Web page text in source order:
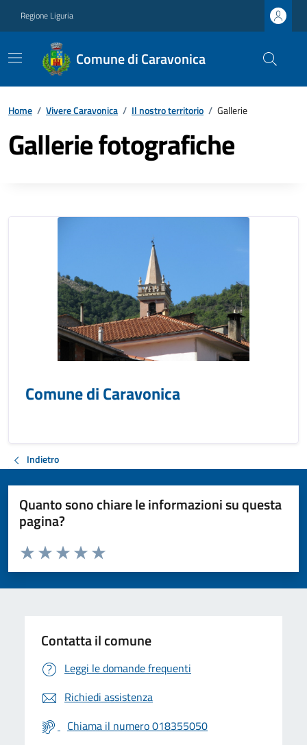
Regione Liguria
Comune di Caravonica
Home / Vivere Caravonica / Il nostro territorio / Gallerie
Gallerie fotografiche
Comune di Caravonica
Indietro
Quanto sono chiare le informazioni su questa
pagina?
Valuta da 1 a 5 stelle la pagina
Valuta 5 stelle su 5
Valuta 4 stelle su 5
Valuta 3 stelle su 5
Valuta 2 stelle su 5
Valuta 1 stelle su 5
Contatta il comune
Leggi le domande frequenti
Richiedi assistenza
Chiama il numero 018355050